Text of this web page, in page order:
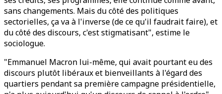
sans changements. Mais du côté des politiques
sectorielles, ça va à l'inverse (de ce qu'il faudrait faire), et
du côté des discours, c'est stigmatisant", estime le
sociologue.
"Emmanuel Macron lui-même, qui avait pourtant eu des
discours plutôt libéraux et bienveillants à l'égard des
quartiers pendant sa première campagne présidentielle,